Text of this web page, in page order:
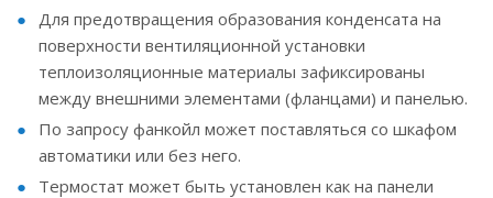
Для предотвращения образования конденсата на
поверхности вентиляционной установки
теплоизоляционные материалы зафиксированы
между внешними элементами (фланцами) и панелью.
По запросу фанкойл может поставляться со шкафом
автоматики или без него.
Термостат может быть установлен как на панели